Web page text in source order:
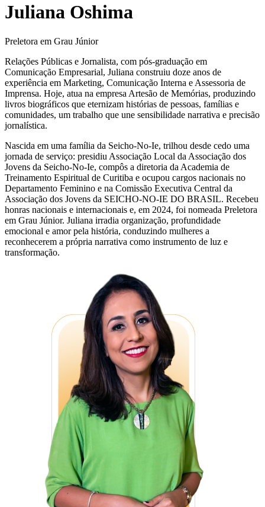
Juliana Oshima
Preletora em Grau Júnior
Relações Públicas e Jornalista, com pós-graduação em
Comunicação Empresarial, Juliana construiu doze anos de
experiência em Marketing, Comunicação Interna e Assessoria de
Imprensa. Hoje, atua na empresa Artesão de Memórias, produzindo
livros biográficos que eternizam histórias de pessoas, famílias e
comunidades, um trabalho que une sensibilidade narrativa e precisão
jornalística.
Nascida em uma família da Seicho-No-Ie, trilhou desde cedo uma
jornada de serviço: presidiu Associação Local da Associação dos
Jovens da Seicho-No-Ie, compôs a diretoria da Academia de
Treinamento Espiritual de Curitiba e ocupou cargos nacionais no
Departamento Feminino e na Comissão Executiva Central da
Associação dos Jovens da SEICHO-NO-IE DO BRASIL. Recebeu
honras nacionais e internacionais e, em 2024, foi nomeada Preletora
em Grau Júnior. Juliana irradia organização, profundidade
emocional e amor pela história, conduzindo mulheres a
reconhecerem a própria narrativa como instrumento de luz e
transformação.